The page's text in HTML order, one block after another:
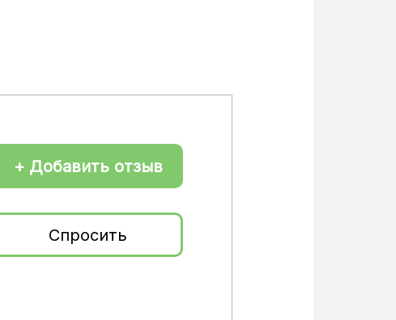
+ Добавить отзыв
Спросить